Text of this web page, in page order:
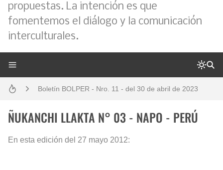
propuestas. La intención es que
fomentemos el diálogo y la comunicación
interculturales.
Análisis: Metodología de transversalización enfoque intercultural
Boletín BOLPER - Nro. 11 - del 30 de abril de 2023
Boletín BOLPER - Nro. 10 - del 31 de marzo de 2023
ÑUKANCHI LLAKTA N° 03 - NAPO - PERÚ
En esta edición del 27 mayo 2012: